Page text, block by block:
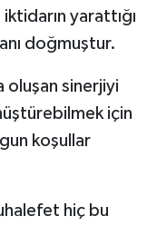
yarattığı
doğmuştur.
oluşan sinerjiyi
için
koşullar
hiç bu